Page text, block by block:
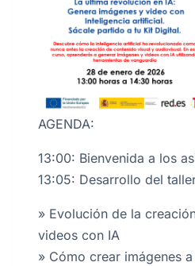
AGENDA:
13:00: Bienvenida a los
13:05: Desarrollo del
» Evolución de la
videos con IA
» Cómo crear imágenes